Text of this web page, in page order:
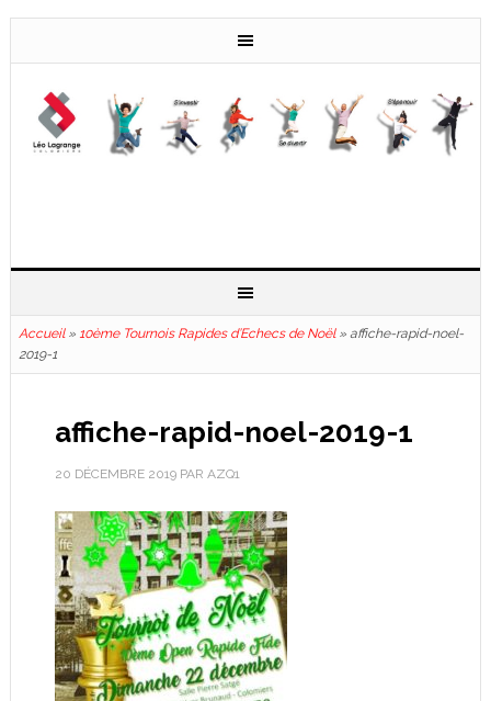
Accueil» 10ème Tournois Rapides d’Echecs de Noël» affiche-rapid-noel-
2019-1
affiche-rapid-noel-2019-1
20 DÉCEMBRE 2019PAR AZQ1